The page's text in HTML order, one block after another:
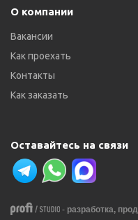
О компании
Вакансии
Как проехать
Контакты
Как заказать
Оставайтесь на связи
- разработка,